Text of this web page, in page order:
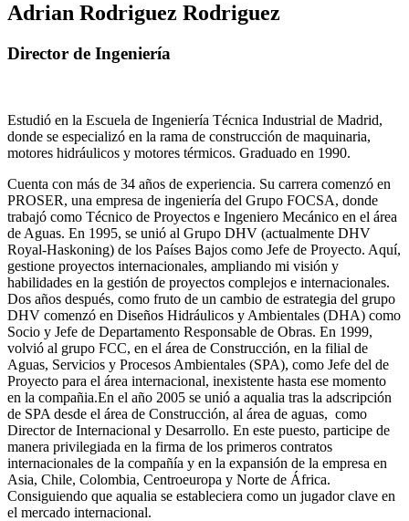
Adrian Rodriguez Rodriguez
Director de Ingeniería
Estudió en la Escuela de Ingeniería Técnica Industrial de Madrid,
donde se especializó en la rama de construcción de maquinaria,
motores hidráulicos y motores térmicos. Graduado en 1990.
Cuenta con más de 34 años de experiencia. Su carrera comenzó en
PROSER, una empresa de ingeniería del Grupo FOCSA, donde
trabajó como Técnico de Proyectos e Ingeniero Mecánico en el área
de Aguas. En 1995, se unió al Grupo DHV (actualmente DHV
Royal-Haskoning) de los Países Bajos como Jefe de Proyecto. Aquí,
gestione proyectos internacionales, ampliando mi visión y
habilidades en la gestión de proyectos complejos e internacionales.
Dos años después, como fruto de un cambio de estrategia del grupo
DHV comenzó en Diseños Hidráulicos y Ambientales (DHA) como
Socio y Jefe de Departamento Responsable de Obras. En 1999,
volvió al grupo FCC, en el área de Construcción, en la filial de
Aguas, Servicios y Procesos Ambientales (SPA), como Jefe del de
Proyecto para el área internacional, inexistente hasta ese momento
en la compañia.En el año 2005 se unió a aqualia tras la adscripción
de SPA desde el área de Construcción, al área de aguas, como
Director de Internacional y Desarrollo. En este puesto, participe de
manera privilegiada en la firma de los primeros contratos
internacionales de la compañía y en la expansión de la empresa en
Asia, Chile, Colombia, Centroeuropa y Norte de África.
Consiguiendo que aqualia se estableciera como un jugador clave en
el mercado internacional.